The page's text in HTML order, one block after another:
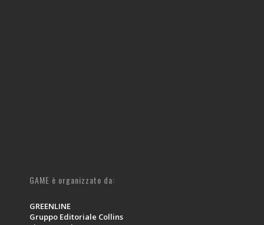
GAME è organizzato da:
GREENLINE
Gruppo Editoriale Collins